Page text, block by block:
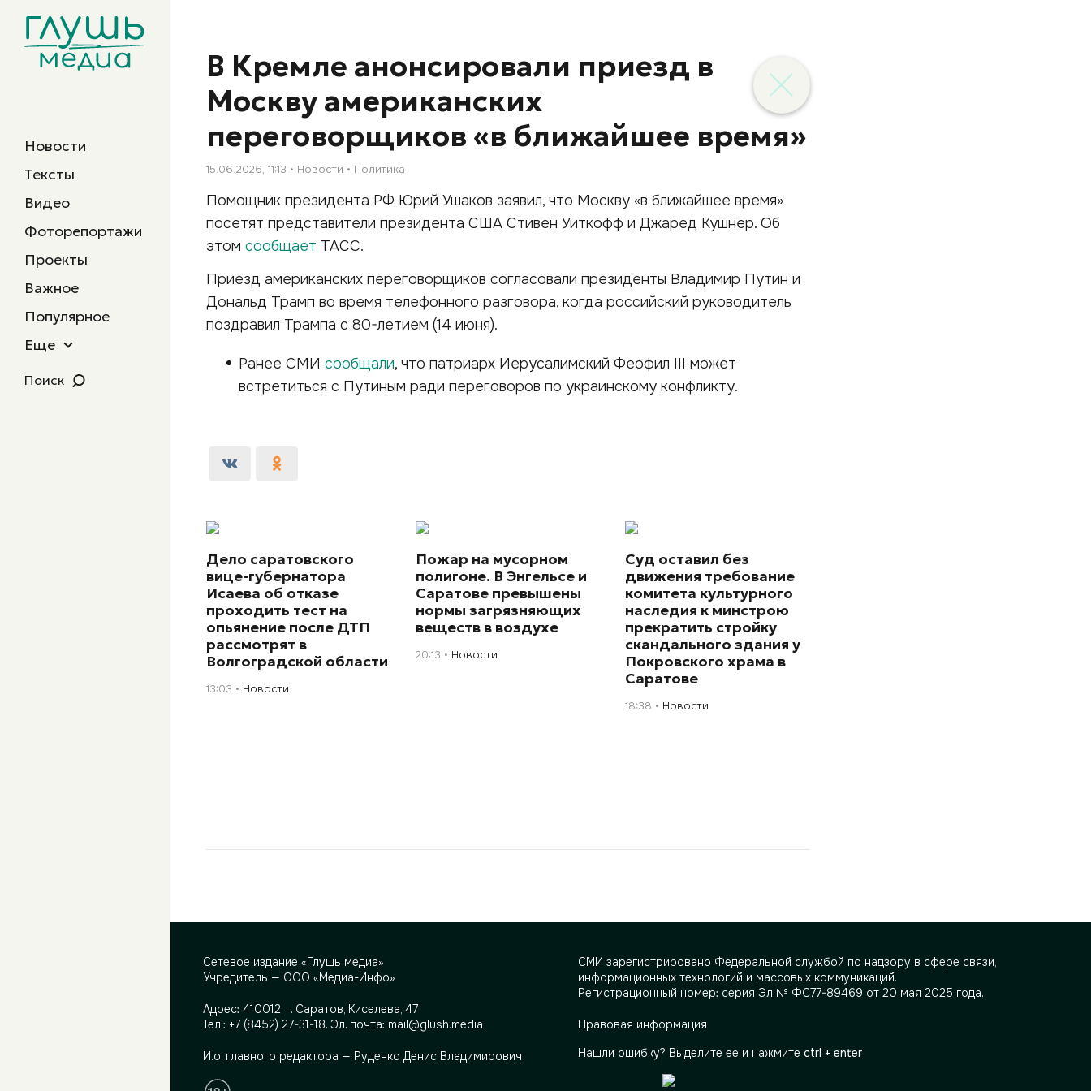
Новости
Тексты
Видео
Фоторепортажи
Проекты
Важное
Популярное
Еще
Поиск
В Кремле анонсировали приезд в
Москву американских
переговорщиков «в ближайшее время»
15.06.2026, 11:13 Новости Политика
Помощник президента РФ Юрий Ушаков заявил, что Москву «в ближайшее время»
посетят представители президента США Стивен Уиткофф и Джаред Кушнер. Об
этом сообщает ТАСС.
Приезд американских переговорщиков согласовали президенты Владимир Путин и
Дональд Трамп во время телефонного разговора, когда российский руководитель
поздравил Трампа с 80-летием (14 июня).
Ранее СМИ сообщали, что патриарх Иерусалимский Феофил III может
встретиться с Путиным ради переговоров по украинскому конфликту.
Дело саратовского
вице-губернатора
Исаева об отказе
проходить тест на
опьянение после ДТП
рассмотрят в
Волгоградской области
13:03 Новости
Пожар на мусорном
полигоне. В Энгельсе и
Саратове превышены
нормы загрязняющих
веществ в воздухе
20:13 Новости
Суд оставил без
движения требование
комитета культурного
наследия к минстрою
прекратить стройку
скандального здания у
Покровского храма в
Саратове
18:38 Новости
Сетевое издание «Глушь медиа»
Учредитель — ООО «Медиа-Инфо»
Адрес: 410012, г. Саратов, Киселева, 47
Тел.: +7 (8452) 27-31-18. Эл. почта: mail@glush.media
И.о. главного редактора — Руденко Денис Владимирович
СМИ зарегистрировано Федеральной службой по надзору в сфере связи,
информационных технологий и массовых коммуникаций.
Регистрационный номер: серия Эл № ФС77-89469 от 20 мая 2025 года.
Правовая информация
Нашли ошибку? Выделите ее и нажмите ctrl + enter